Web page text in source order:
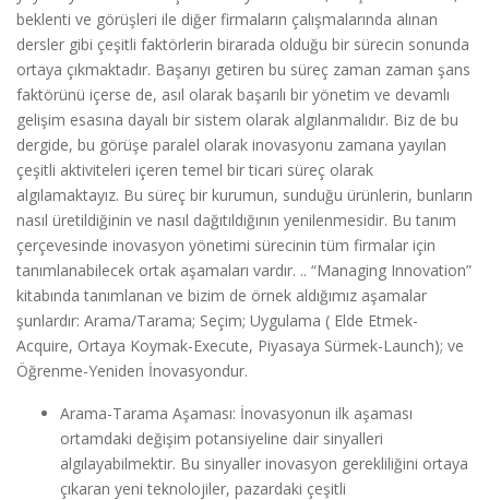
beklenti ve görüşleri ile diğer firmaların çalışmalarında alınan
dersler gibi çeşitli faktörlerin birarada olduğu bir sürecin sonunda
ortaya çıkmaktadır. Başarıyı getiren bu süreç zaman zaman şans
faktörünü içerse de, asıl olarak başarılı bir yönetim ve devamlı
gelişim esasına dayalı bir sistem olarak algılanmalıdır. Biz de bu
dergide, bu görüşe paralel olarak inovasyonu zamana yayılan
çeşitli aktiviteleri içeren temel bir ticari süreç olarak
algılamaktayız. Bu süreç bir kurumun, sunduğu ürünlerin, bunların
nasıl üretildiğinin ve nasıl dağıtıldığının yenilenmesidir. Bu tanım
çerçevesinde inovasyon yönetimi sürecinin tüm firmalar için
tanımlanabilecek ortak aşamaları vardır. .. “Managing Innovation”
kitabında tanımlanan ve bizim de örnek aldığımız aşamalar
şunlardır: Arama/Tarama; Seçim; Uygulama ( Elde Etmek-
Acquire, Ortaya Koymak-Execute, Piyasaya Sürmek-Launch); ve
Öğrenme-Yeniden İnovasyondur.
Arama-Tarama Aşaması: İnovasyonun ilk aşaması
ortamdaki değişim potansiyeline dair sinyalleri
algılayabilmektir. Bu sinyaller inovasyon gerekliliğini ortaya
çıkaran yeni teknolojiler, pazardaki çeşitli